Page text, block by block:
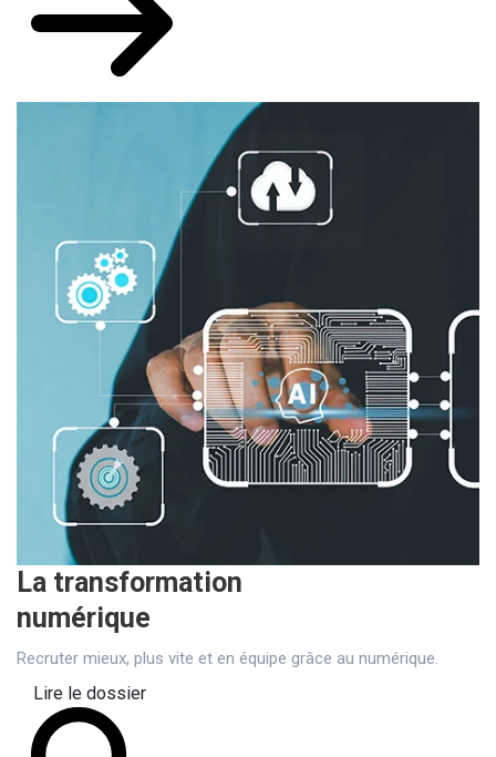
La transformation
numérique
Recruter mieux, plus vite et en équipe grâce au numérique.
Lire le dossier